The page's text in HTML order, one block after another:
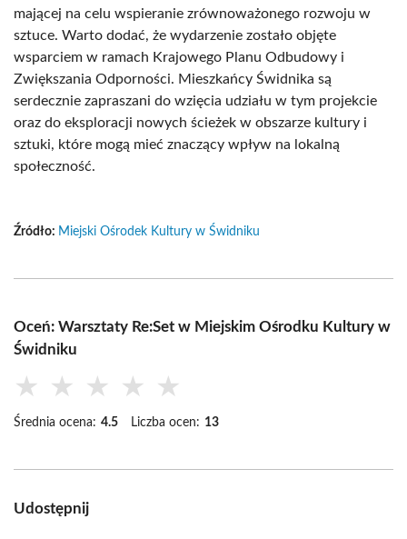
mającej na celu wspieranie zrównoważonego rozwoju w
sztuce. Warto dodać, że wydarzenie zostało objęte
wsparciem w ramach Krajowego Planu Odbudowy i
Zwiększania Odporności. Mieszkańcy Świdnika są
serdecznie zapraszani do wzięcia udziału w tym projekcie
oraz do eksploracji nowych ścieżek w obszarze kultury i
sztuki, które mogą mieć znaczący wpływ na lokalną
społeczność.
Źródło: Miejski Ośrodek Kultury w Świdniku
Oceń: Warsztaty Re:Set w Miejskim Ośrodku Kultury w
Świdniku
★ ★ ★ ★ ★
Średnia ocena: 4.5 Liczba ocen: 13
Udostępnij